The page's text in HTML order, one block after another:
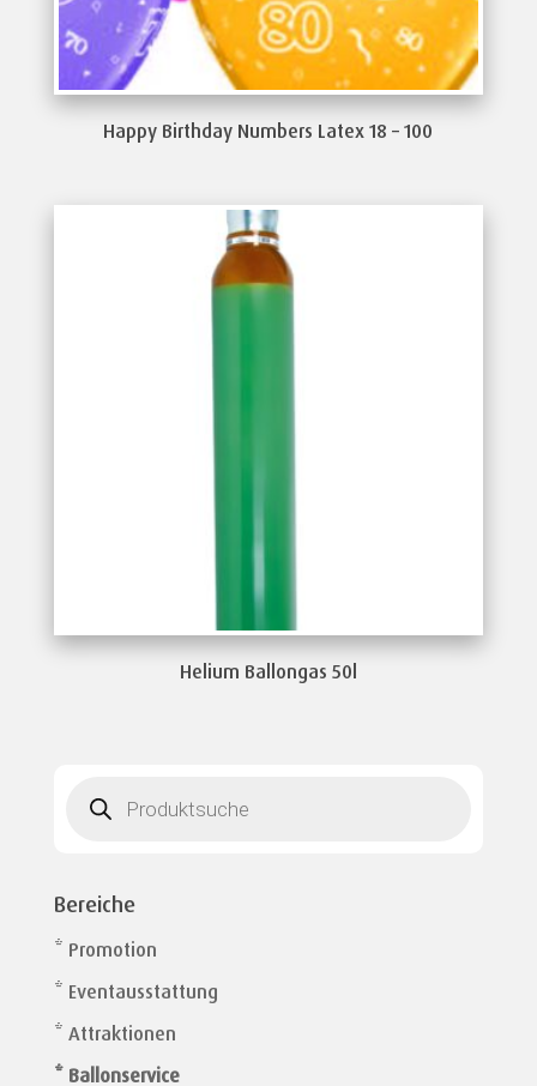
Happy Birthday Numbers Latex 18 – 100
Helium Ballongas 50l
search
Bereiche
* Promotion
* Eventausstattung
* Attraktionen
* Ballonservice